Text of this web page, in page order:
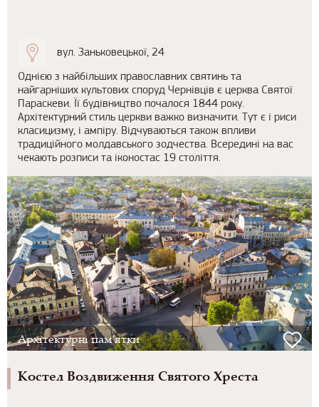
вул. Заньковецької, 24
Однією з найбільших православних святинь та
найгарніших культових споруд Чернівців є церква Святої
Параскеви. Її будівництво почалося 1844 року.
Архітектурний стиль церкви важко визначити. Тут є і риси
класицизму, і ампіру. Відчуваються також впливи
традиційного молдавського зодчества. Всередині на вас
чекають розписи та іконостас 19 століття.
Архітектурні пам'ятки
Костел Воздвиження Святого Хреста